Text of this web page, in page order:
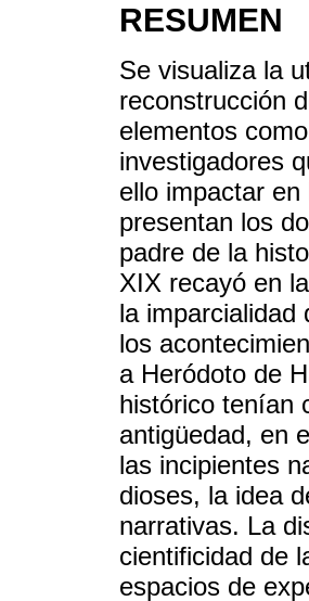
RESUMEN
Se visualiza la
reconstrucción
elementos
investigadores
ello impactar
presentan los
padre de la
XIX recayó en
la imparcialidad
los
a Heródoto de
histórico tenían
antigüedad, en
las incipientes
dioses, la idea
narrativas. La
cientificidad de
espacios de